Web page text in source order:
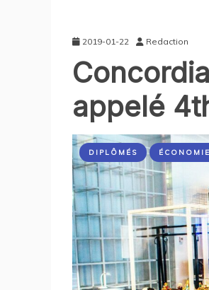
2019-01-22 Redaction
appelé
DIPLÔMÉS ÉCONOMIE